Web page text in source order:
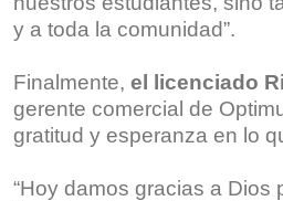
y a toda la comunidad”.
Finalmente, el licenciado
gerente comercial de
gratitud y esperanza en lo
“Hoy damos gracias a Dios